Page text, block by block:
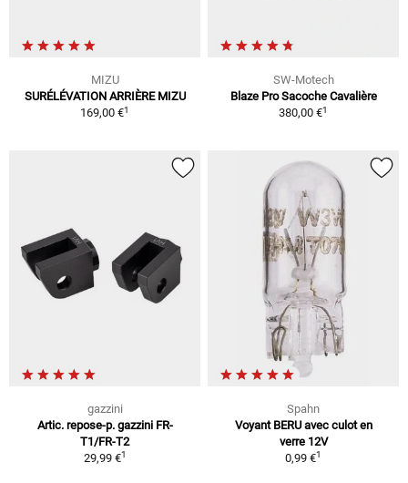
MIZU
SURÉLÉVATION ARRIÈRE MIZU
169,00 €1
SW-Motech
Blaze Pro Sacoche Cavalière
380,00 €1
gazzini
Artic. repose-p. gazzini FR-
T1/FR-T2
29,99 €1
Spahn
Voyant BERU avec culot en
verre 12V
0,99 €1